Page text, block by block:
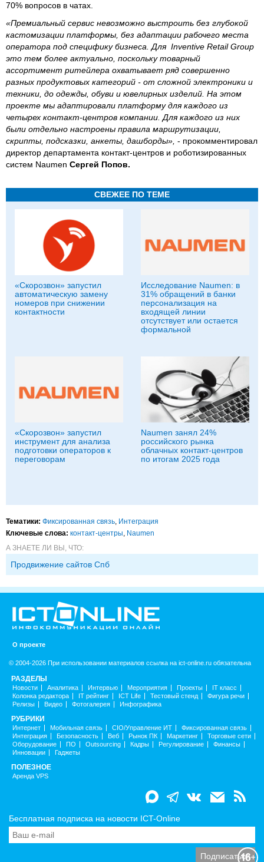
70% вопросов в чатах.
«Премиальный сервис невозможно выстроить без глубокой
кастомизации платформы, без адаптации рабочего места
оператора под специфику бизнеса. Для Inventive Retail Group
это тем более актуально, поскольку товарный
ассортимент ритейлера охватывает ряд совершенно
разных продуктовых категорий - от сложной электроники и
техники, до одежды, обуви и ювелирных изделий. На этом
проекте мы адаптировали платформу для каждого из
четырех контакт-центров компании. Для каждого из них
были отдельно настроены правила маршрутизации,
скрипты, подсказки, анкеты, дашборды», - прокомментировал
директор департамента контакт-центров и роботизированных
систем Naumen Сергей Попов.
СВЕЖЕЕ ПО ТЕМЕ
«Скорозвон» запустил
автоматическую замену
номеров при снижении
контактности
Исследование Naumen: в
31% обращений в банки
персонализация на
входящей линии
отсутствует или остается
формальной
«Скорозвон» запустил
инструмент для анализа
подготовки операторов к
переговорам
Naumen занял 24%
российского рынка
облачных контакт-центров
по итогам 2025 года
Тематики: Фиксированная связь, Интеграция
Ключевые слова: контакт-центры, Naumen
А ЗНАЕТЕ ЛИ ВЫ, ЧТО:
Продвижение сайтов Спб
О проекте
© 2004-2026 При использовании материалов ссылка на ict-online.ru обязательна
РАЗДЕЛЫ
Новости Аналитика Интервью Мероприятия Проекты
IT класс
Колонка редактора
IT рейтинг ICT Life Тестовый стенд
Фигура речи
Релизы
Видео Фотогалерея Инфографика
РУБРИКИ
Интернет Мобильная связь CIO/Управление ИТ
Фиксированная связь
Интеграция
Безопасность Веб Рынок ПК Маркетинг
Торговые сети
Оборудование
ПО Outsourcing Кадры Регулирование
Финансы
Инновации
Гаджеты
ПОЛЕЗНОЕ
Аренда VPS
Бесплатная подписка на новости ICT-Online